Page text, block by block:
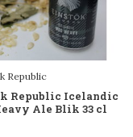
Republic
Republic Icelandic
Ale Blik 33 cl